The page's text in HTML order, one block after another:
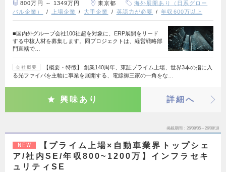
800万円 ～ 1349万円 東京都
海外展開あり（日系グロー
バル企業）
上場企業 大手企業 英語力が必要 年収600万以上
■国内外グループ会社100社超を対象に、ERP展開をリード
する中核人材を募集します。同プロジェクトは、経営戦略部
門直轄で…
会社概要
【概要・特徴】 創業140周年、東証プライム上場、世界3本の指に入
る光ファイバを主軸に事業を展開する、電線御三家の一角をな…
興味あり 詳細へ
掲載期間 26/08/05～26/08/18
NEW
【プライム上場×自動車業界トップシェ
ア/社内SE/年収800~1200万】インフラセキ
ュリティSE